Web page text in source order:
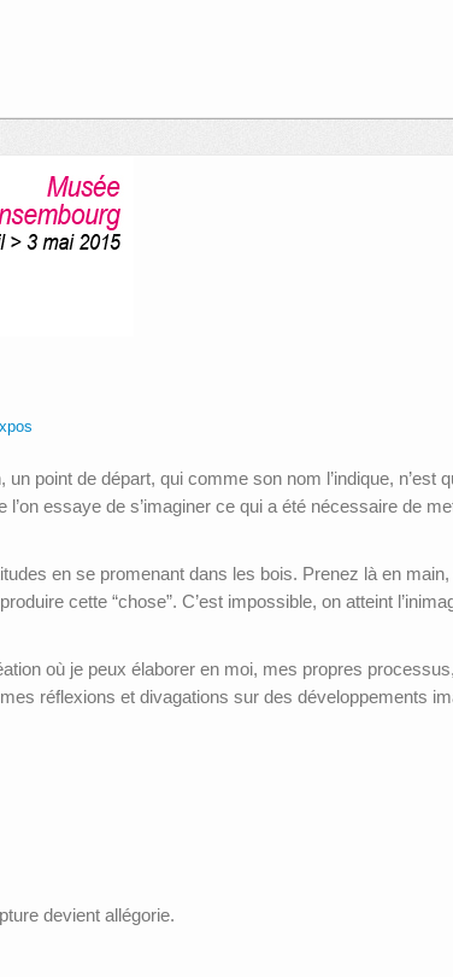
point de départ, qui comme son nom l’indique, n’est
essaye de s’imaginer ce qui a été nécessaire de
en se promenant dans les bois. Prenez là en
cette “chose”. C’est impossible, on atteint
où je peux élaborer en moi, mes propres
réflexions et divagations sur des développements
devient allégorie.